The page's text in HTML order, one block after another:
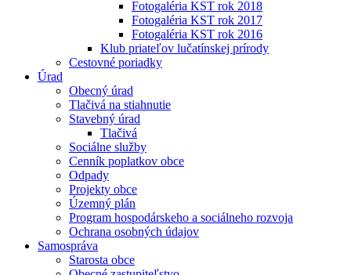
Fotogaléria KST rok 2018
Fotogaléria KST rok 2017
Fotogaléria KST rok 2016
Klub priateľov lučatínskej prírody
Cestovné poriadky
Úrad
Obecný úrad
Tlačivá na stiahnutie
Stavebný úrad
Tlačivá
Sociálne služby
Cenník poplatkov obce
Odpady
Projekty obce
Územný plán
Program hospodárskeho a sociálneho rozvoja
Ochrana osobných údajov
Samospráva
Starosta obce